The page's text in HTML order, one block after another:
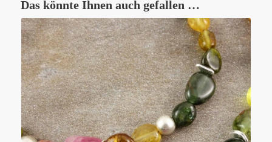
Das könnte Ihnen auch gefallen …